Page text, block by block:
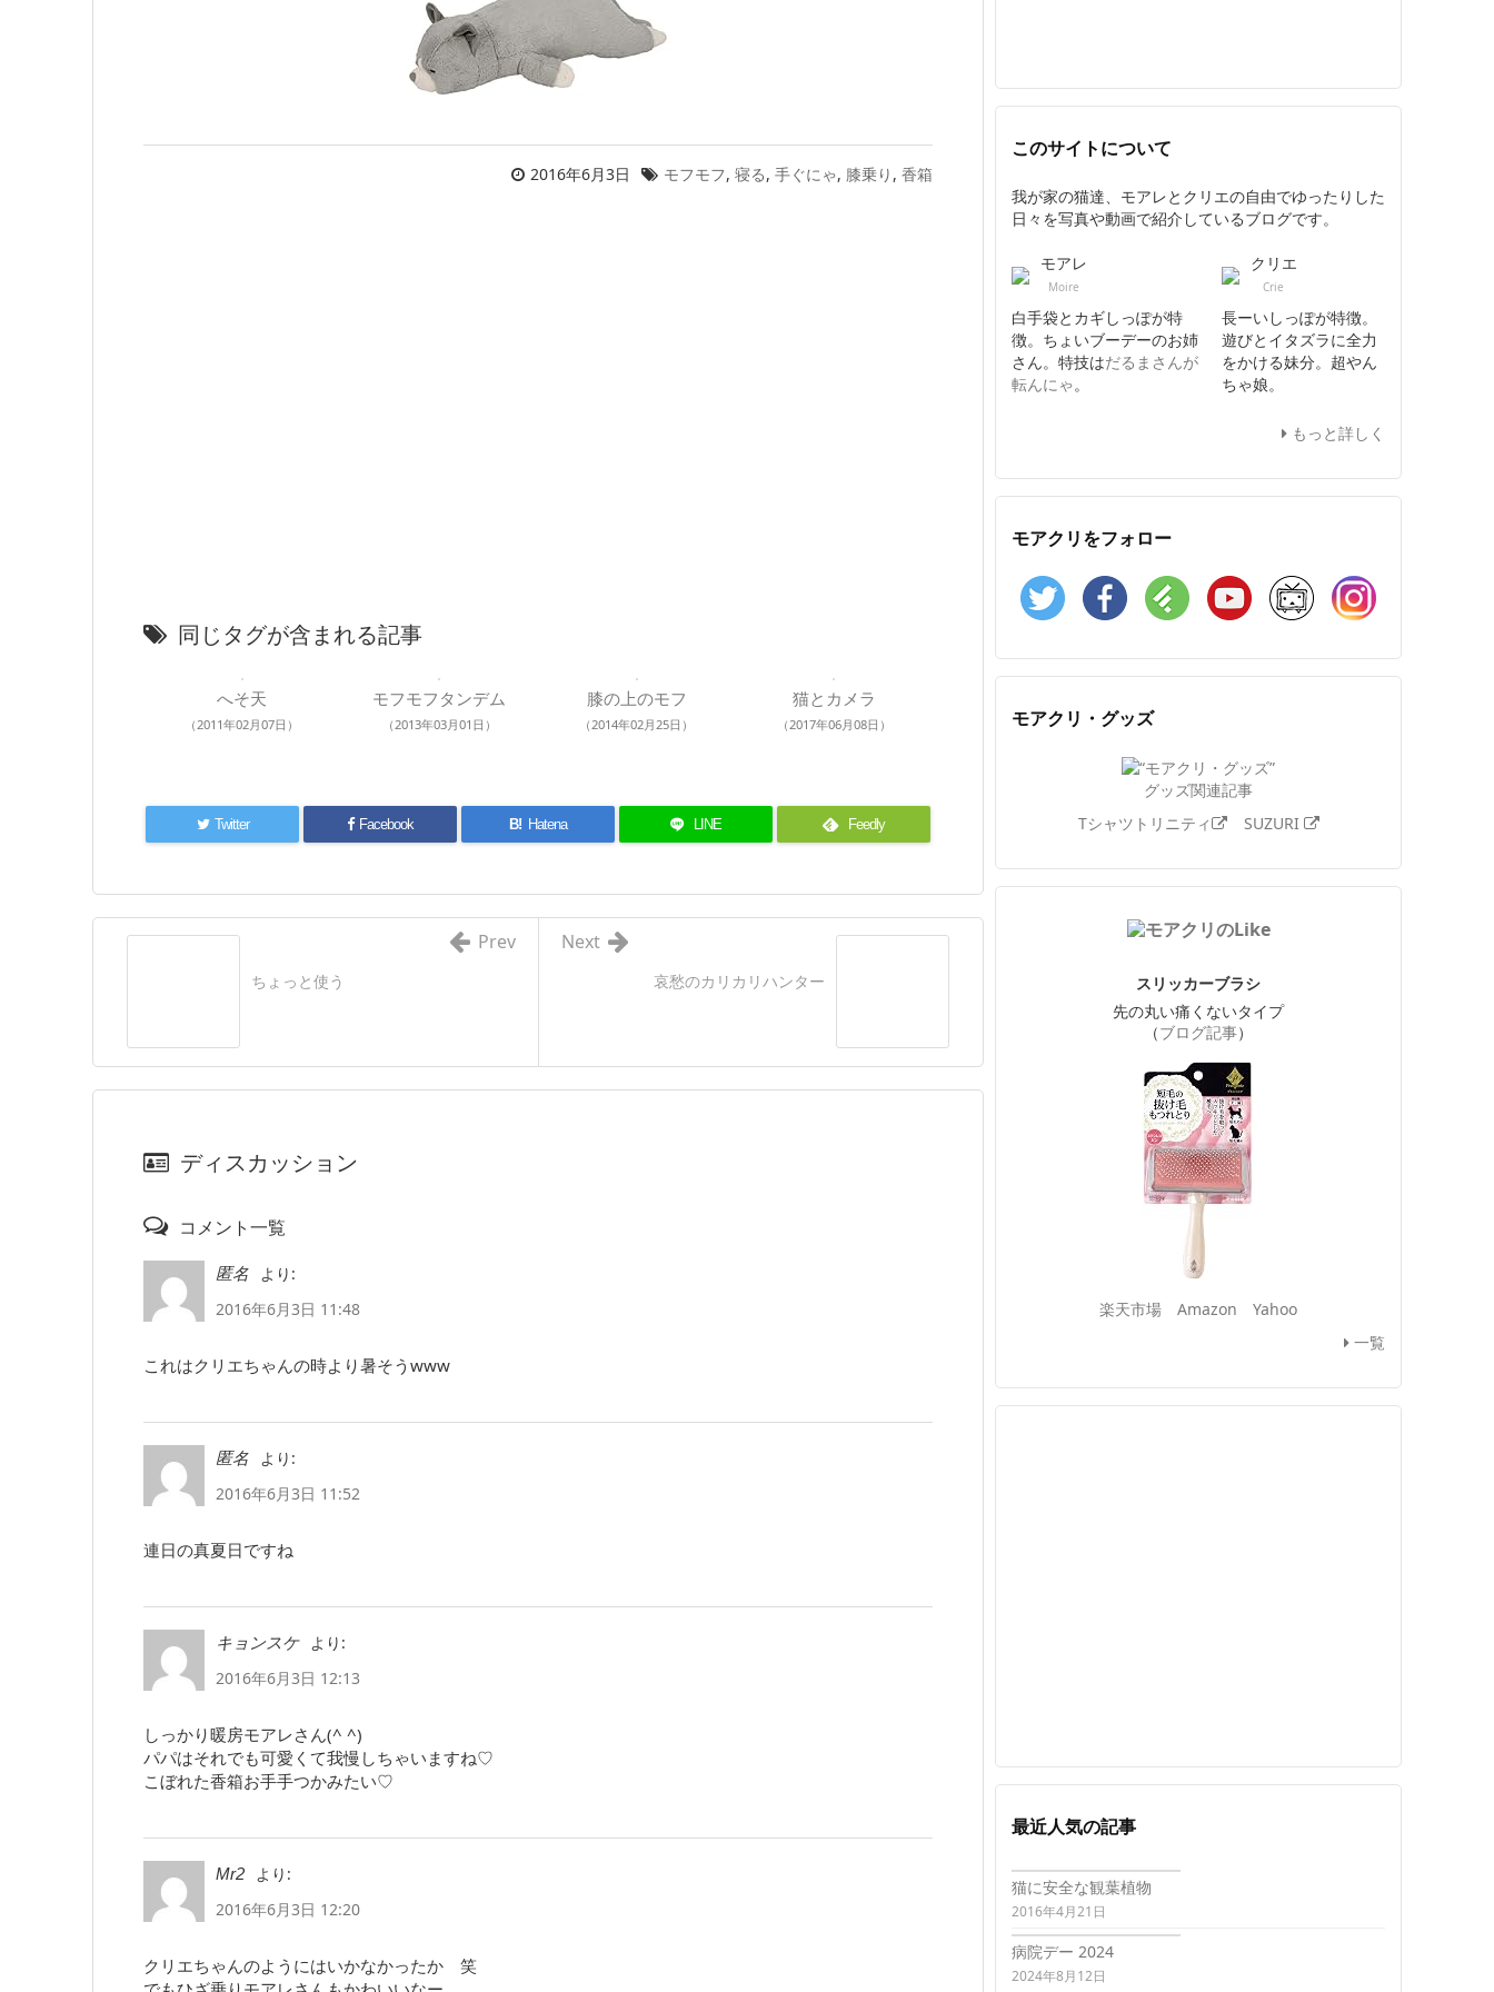
2016年6月3日 モフモフ, 寝る, 手ぐにゃ, 膝乗り , 香箱
同じタグが含まれる記事
へそ天
（2011年02月07日）
モフモフタンデム
（2013年03月01日）
膝の上のモフ
（2014年02月25日）
猫とカメラ
（2017年06月08日）
Twitter Facebook B! Hatena LINE Feedly
哀愁のカリカリハンター
Next
ちょっと使う
Prev
ディスカッション
コメント一覧
匿名
より:
2016年6月3日 11:48
これはクリエちゃんの時より暑そうwww
匿名
より:
2016年6月3日 11:52
連日の真夏日ですね
キョンスケ
より:
2016年6月3日 12:13
しっかり暖房モアレさん(^ ^)
パパはそれでも可愛くて我慢しちゃいますね♡
こぼれた香箱お手手つかみたい♡
Mr2
より:
2016年6月3日 12:20
クリエちゃんのようにはいかなかったか 笑
このサイトについて
我が家の猫達、モアレとクリエの自由でゆったりした
日々を写真や動画で紹介しているブログです。
モアレ
Moire
白手袋とカギしっぽが特
徴。ちょいブーデーのお姉
さん。特技はだるまさんが
転んにゃ。
クリエ
Crie
長ーいしっぽが特徴。
遊びとイタズラに全力
をかける妹分。超やん
ちゃ娘。
もっと詳しく
モアクリをフォロー
Twitter Facebook Feedly YouTube ニコニコ動画
モアクリ・グッズ
グッズ関連記事
Tシャツトリニティ
SUZURI
スリッカーブラシ
先の丸い痛くないタイプ
（ブログ記事）
楽天市場 Amazon
Yahoo
一覧
最近人気の記事
猫に安全な観葉植物
2016年4月21日
病院デー 2024
2024年8月12日